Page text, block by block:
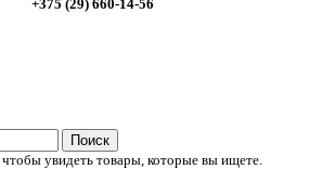
+375 (29) 660-14-56
Поиск
чтобы увидеть товары, которые вы ищете.